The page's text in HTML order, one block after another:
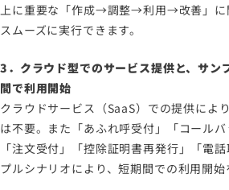
上に重要な「作成→調整→利用→改善」に
スムーズに実行できます。
3．クラウド型でのサービス提供と、サン
間で利用開始
クラウドサービス（SaaS）での提供によ
は不要。また「あふれ呼受付」「コールバ
「注文受付」「控除証明書再発行」「電
プルシナリオにより、短期間での利用開始